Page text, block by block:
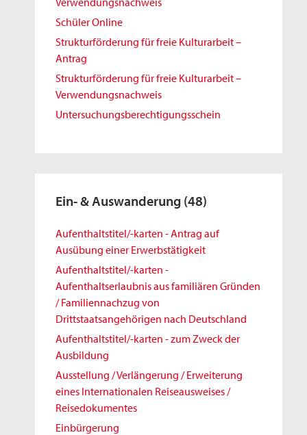
Schüler Online
Strukturförderung für freie Kulturarbeit –
Antrag
Strukturförderung für freie Kulturarbeit –
Verwendungsnachweis
Untersuchungsberechtigungsschein
Ein- & Auswanderung (48)
Aufenthaltstitel/-karten - Antrag auf
Ausübung einer Erwerbstätigkeit
Aufenthaltstitel/-karten -
Aufenthaltserlaubnis aus familiären Gründen
/ Familiennachzug von
Drittstaatsangehörigen nach Deutschland
Aufenthaltstitel/-karten - zum Zweck der
Ausbildung
Ausstellung / Verlängerung / Erweiterung
eines Internationalen Reiseausweises /
Reisedokumentes
Einbürgerung